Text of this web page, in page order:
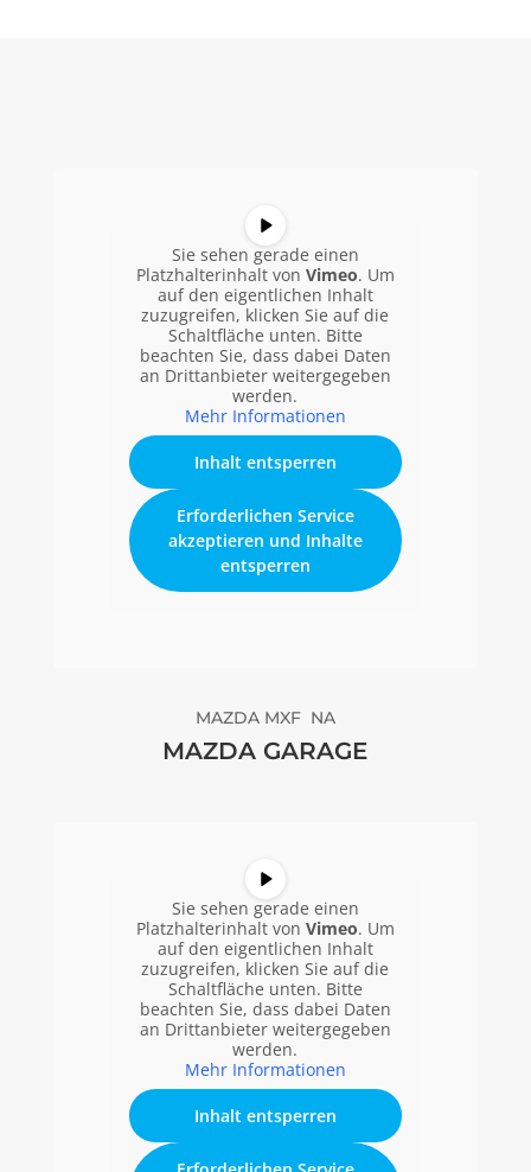
Sie sehen gerade einen
Platzhalterinhalt von Vimeo. Um
auf den eigentlichen Inhalt
zuzugreifen, klicken Sie auf die
Schaltfläche unten. Bitte
beachten Sie, dass dabei Daten
an Drittanbieter weitergegeben
werden.
Mehr Informationen
Inhalt entsperren
Erforderlichen Service
akzeptieren und Inhalte
entsperren
MAZDA MXF NA
MAZDA GARAGE
Sie sehen gerade einen
Platzhalterinhalt von Vimeo. Um
auf den eigentlichen Inhalt
zuzugreifen, klicken Sie auf die
Schaltfläche unten. Bitte
beachten Sie, dass dabei Daten
an Drittanbieter weitergegeben
werden.
Mehr Informationen
Inhalt entsperren